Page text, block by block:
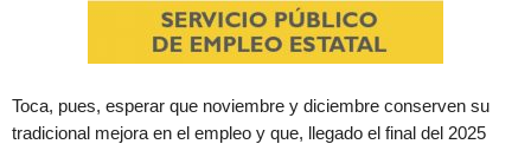
Toca, pues, esperar que noviembre y diciembre conserven su
tradicional mejora en el empleo y que, llegado el final del 2025